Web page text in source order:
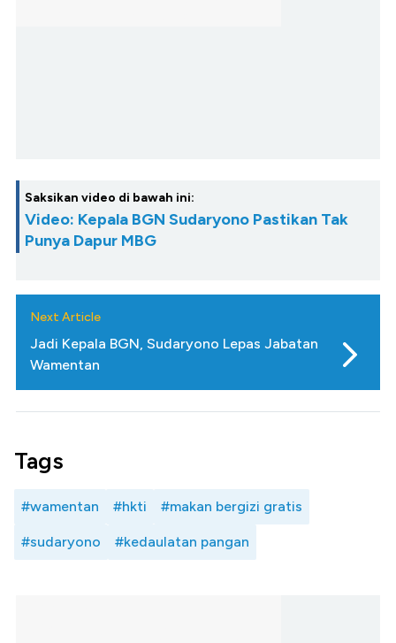
Saksikan video di bawah ini:
Video: Kepala BGN Sudaryono Pastikan Tak
Punya Dapur MBG
Next Article
Jadi Kepala BGN, Sudaryono Lepas Jabatan
Wamentan
Tags
#wamentan #hkti #makan bergizi gratis
#sudaryono #kedaulatan pangan